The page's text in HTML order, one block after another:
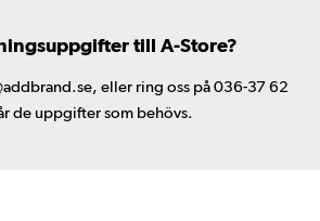
till A-Store?
eller ring oss på 036-37 62
de uppgifter som behövs.